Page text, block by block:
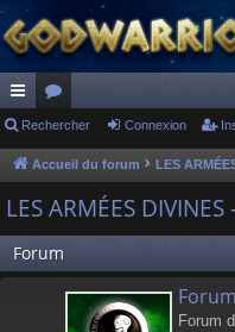
ac
co
ur
ci
s
or
u
m
s
Rechercher Connexion
Accueil du forum LES
LES ARMÉES
Forum
Forum